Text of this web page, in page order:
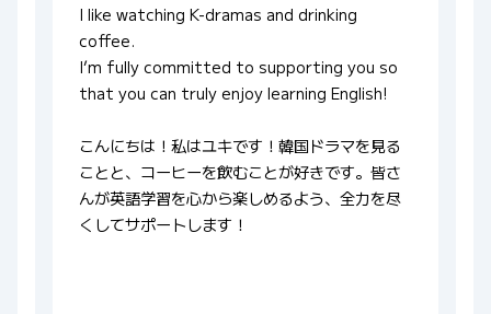
I like watching K-dramas and drinking
coffee.
I’m fully committed to supporting you so
that you can truly enjoy learning English!
こんにちは！私はユキです！韓国ドラマを見る
ことと、コーヒーを飲むことが好きです。皆さ
んが英語学習を心から楽しめるよう、全力を尽
くしてサポートします！